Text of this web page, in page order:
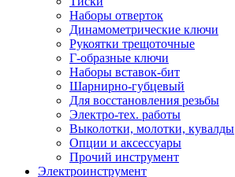
Наборы отверток
Динамометрические ключи
Рукоятки трещоточные
Г-образные ключи
Наборы вставок-бит
Шарнирно-губцевый
Для восстановления резьбы
Электро-тех. работы
Выколотки, молотки, кувалды
Опции и аксессуары
Прочий инструмент
Электроинструмент